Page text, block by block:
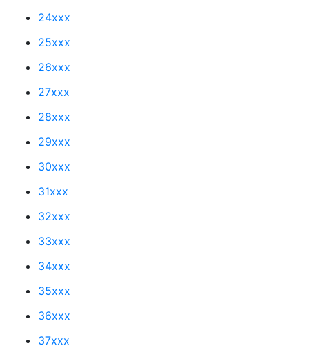
24xxx
25xxx
26xxx
27xxx
28xxx
29xxx
30xxx
31xxx
32xxx
33xxx
34xxx
35xxx
36xxx
37xxx